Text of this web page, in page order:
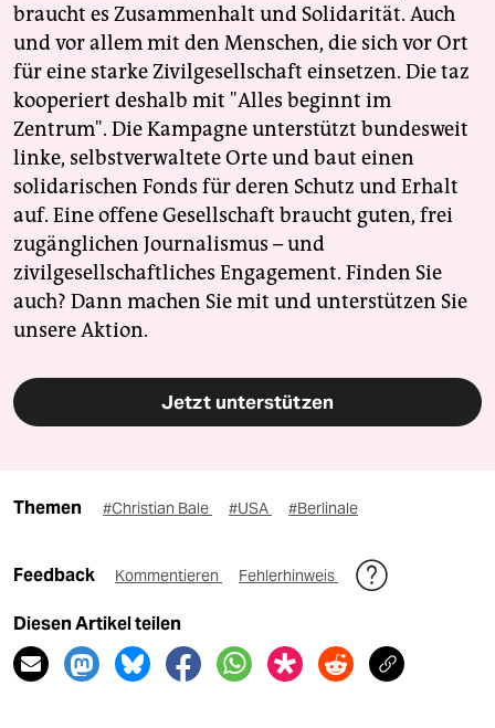
braucht es Zusammenhalt und Solidarität. Auch
und vor allem mit den Menschen, die sich vor Ort
für eine starke Zivilgesellschaft einsetzen. Die taz
kooperiert deshalb mit "Alles beginnt im
Zentrum". Die Kampagne unterstützt bundesweit
linke, selbstverwaltete Orte und baut einen
solidarischen Fonds für deren Schutz und Erhalt
auf. Eine offene Gesellschaft braucht guten, frei
zugänglichen Journalismus – und
zivilgesellschaftliches Engagement. Finden Sie
auch? Dann machen Sie mit und unterstützen Sie
unsere Aktion.
Jetzt unterstützen
Themen #Christian Bale #USA #Berlinale
Feedback Kommentieren Fehlerhinweis
Diesen Artikel teilen